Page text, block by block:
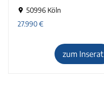
50996 Köln
27.990€
zum Inserat